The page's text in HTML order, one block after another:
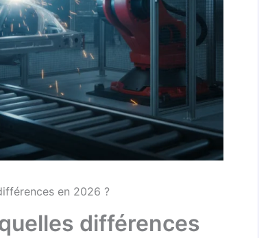
en 2026 ?
différences